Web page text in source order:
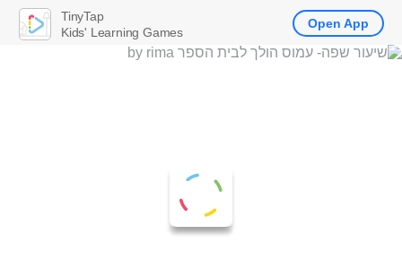
TinyTap
Kids' Learning Games
Open App